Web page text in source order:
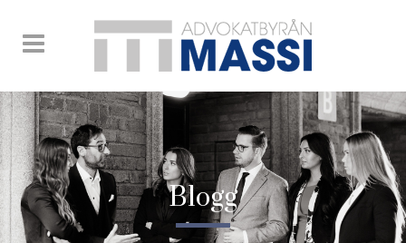
Blogg